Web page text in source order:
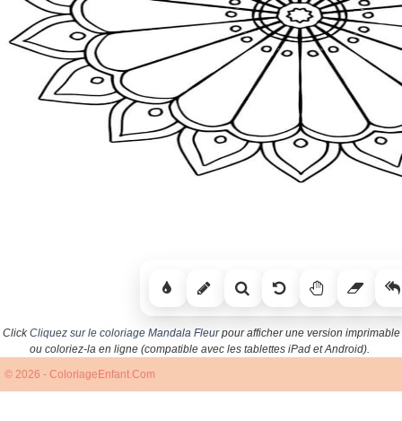
ClickCliquez sur le coloriage Mandala Fleurpour afficher une version imprimable
ou coloriez-la en ligne (compatible avec les tablettes iPad et Android).
© 2026 - ColoriageEnfant.Com